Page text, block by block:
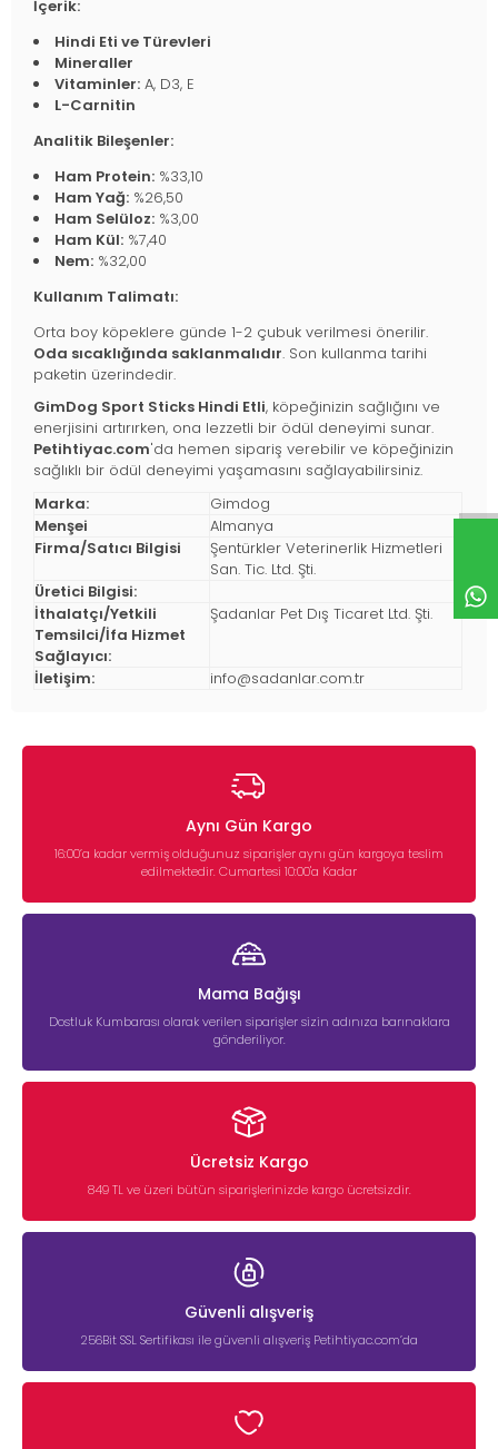
İçerik:
Hindi Eti ve Türevleri
Mineraller
Vitaminler: A, D3, E
L-Carnitin
Analitik Bileşenler:
Ham Protein: %33,10
Ham Yağ: %26,50
Ham Selüloz: %3,00
Ham Kül: %7,40
Nem: %32,00
Kullanım Talimatı:
Orta boy köpeklere günde 1-2 çubuk verilmesi önerilir.
Oda sıcaklığında saklanmalıdır. Son kullanma tarihi
paketin üzerindedir.
GimDog Sport Sticks Hindi Etli, köpeğinizin sağlığını ve
enerjisini artırırken, ona lezzetli bir ödül deneyimi sunar.
Petihtiyac.com'da hemen sipariş verebilir ve köpeğinizin
sağlıklı bir ödül deneyimi yaşamasını sağlayabilirsiniz.
Marka:
Gimdog
Menşei
Almanya
Firma/Satıcı Bilgisi
Şentürkler Veterinerlik Hizmetleri
San. Tic. Ltd. Şti.
Üretici Bilgisi:
İthalatçı/Yetkili
Temsilci/İfa Hizmet
Sağlayıcı:
Şadanlar Pet Dış Ticaret Ltd. Şti.
İletişim: info@sadanlar.com.tr
Aynı Gün Kargo
16:00’a kadar vermiş olduğunuz siparişler aynı gün kargoya teslim
edilmektedir. Cumartesi 10:00'a Kadar
Mama Bağışı
Dostluk Kumbarası olarak verilen siparişler sizin adınıza barınaklara
gönderiliyor.
Ücretsiz Kargo
849 TL ve üzeri bütün siparişlerinizde kargo ücretsizdir.
Güvenli alışveriş
256Bit SSL Sertifikası ile güvenli alışveriş Petihtiyac.com’da